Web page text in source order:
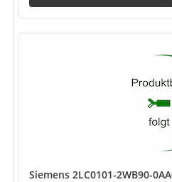
Siemens 2LC0101-2WB90-